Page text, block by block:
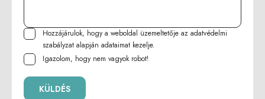
Hozzájárulok, hogy a weboldal üzemeltetője az adatvédelmi
szabályzat alapján adataimat kezelje.
Igazolom, hogy nem vagyok robot!
KÜLDÉS